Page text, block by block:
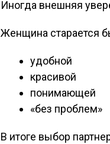
Иногда внешняя
Женщина старается
удобной
красивой
понимающей
«без проблем»
В итоге выбор